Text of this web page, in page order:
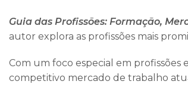
Guia das Profissões: Formação,
autor explora as profissões mais
Com um foco especial em
competitivo mercado de trabalho